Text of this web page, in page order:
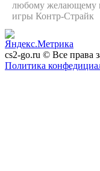
любому желающему
игры Контр-Страйк
cs2-go.ru © Все права
Политика